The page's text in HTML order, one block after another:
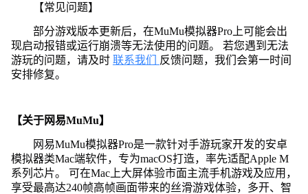
【常见问题】
部分游戏版本更新后，在MuMu模拟器Pro上可能会出
现启动报错或运行崩溃等无法使用的问题。 若您遇到无法
游玩的问题，请及时 联系我们
反馈问题，我们会第一时间
安排修复。
【关于网易MuMu】
网易MuMu模拟器Pro是一款针对手游玩家开发的安卓
模拟器类Mac端软件，专为macOS打造，率先适配Apple M
系列芯片。 可在Mac上大屏体验市面主流手机游戏及应用，
享受最高达240帧高帧画面带来的丝滑游戏体验，多开、智